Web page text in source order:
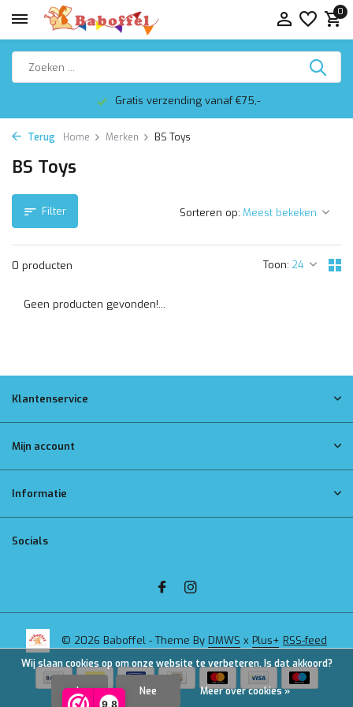
9,8
0
Gratis verzending vanaf €75,-
Terug Home Merken BS Toys
BS Toys
Filter
0 producten Toon:
Sorteren op:
Geen producten gevonden!...
Klantenservice
Mijn account
Informatie
Socials
© 2026 Baboffel - Theme By DMWS x Plus+ RSS-feed
Wij slaan cookies op om onze website te verbeteren. Is dat akkoord?
Ja Nee Meer over cookies »